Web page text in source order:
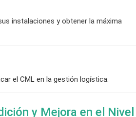
instalaciones y obtener la máxima
el CML en la gestión logística.
y Mejora en el Nivel